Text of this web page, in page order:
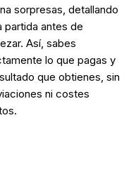
sorpresas, detallando
partida antes de
Así, sabes
lo que pagas y
que obtienes, sin
ni costes